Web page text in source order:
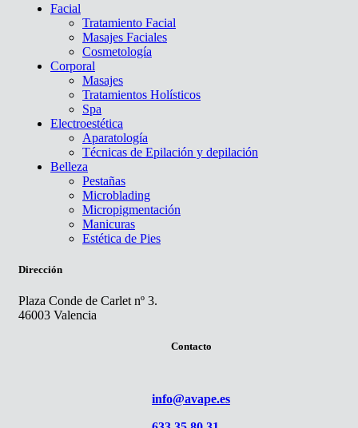
Facial
Tratamiento Facial
Masajes Faciales
Cosmetología
Corporal
Masajes
Tratamientos Holísticos
Spa
Electroestética
Aparatología
Técnicas de Epilación y depilación
Belleza
Pestañas
Microblading
Micropigmentación
Manicuras
Estética de Pies
Dirección
Plaza Conde de Carlet nº 3.
46003 Valencia
Contacto
info@avape.es